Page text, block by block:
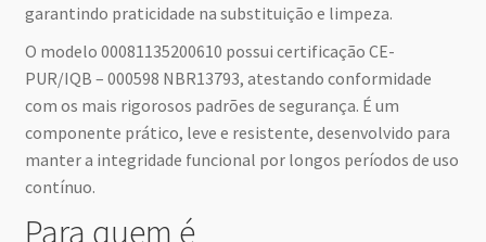
garantindo praticidade na substituição e limpeza.
O modelo 00081135200610 possui certificação CE-
PUR/IQB – 000598 NBR13793, atestando conformidade
com os mais rigorosos padrões de segurança. É um
componente prático, leve e resistente, desenvolvido para
manter a integridade funcional por longos períodos de uso
contínuo.
Para quem é